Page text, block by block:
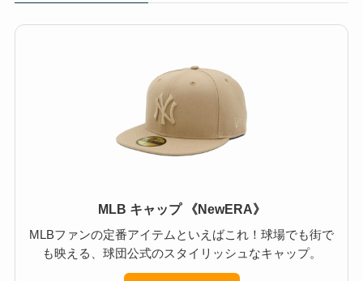
MLB キャップ 《NewERA》
MLBファンの定番アイテムといえばこれ！球場でも街で
も映える、球団公式のスタイリッシュなキャップ。